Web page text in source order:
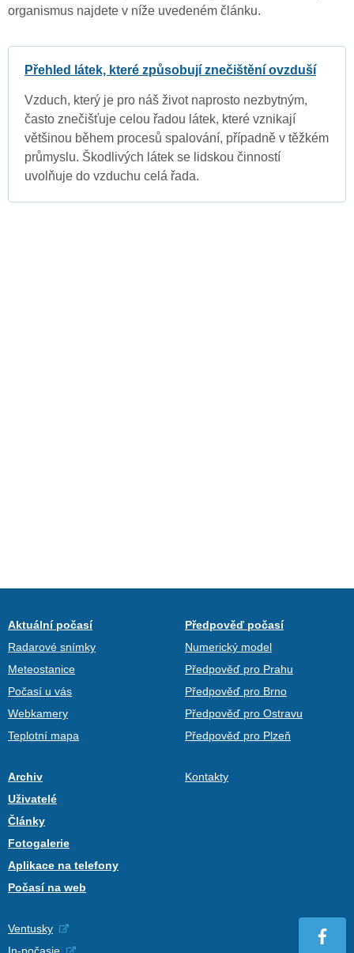
organismus najdete v níže uvedeném článku.
Přehled látek, které způsobují znečištění ovzduší
Vzduch, který je pro náš život naprosto nezbytným,
často znečišťuje celou řadou látek, které vznikají
většinou během procesů spalování, případně v těžkém
průmyslu. Škodlivých látek se lidskou činností
uvolňuje do vzduchu celá řada.
Aktuální počasí
Radarové snímky
Meteostanice
Počasí u vás
Webkamery
Teplotní mapa
Předpověď počasí
Numerický model
Předpověď pro Prahu
Předpověď pro Brno
Předpověď pro Ostravu
Předpověď pro Plzeň
Archiv
Uživatelé
Články
Fotogalerie
Aplikace na telefony
Počasí na web
Kontakty
Ventusky